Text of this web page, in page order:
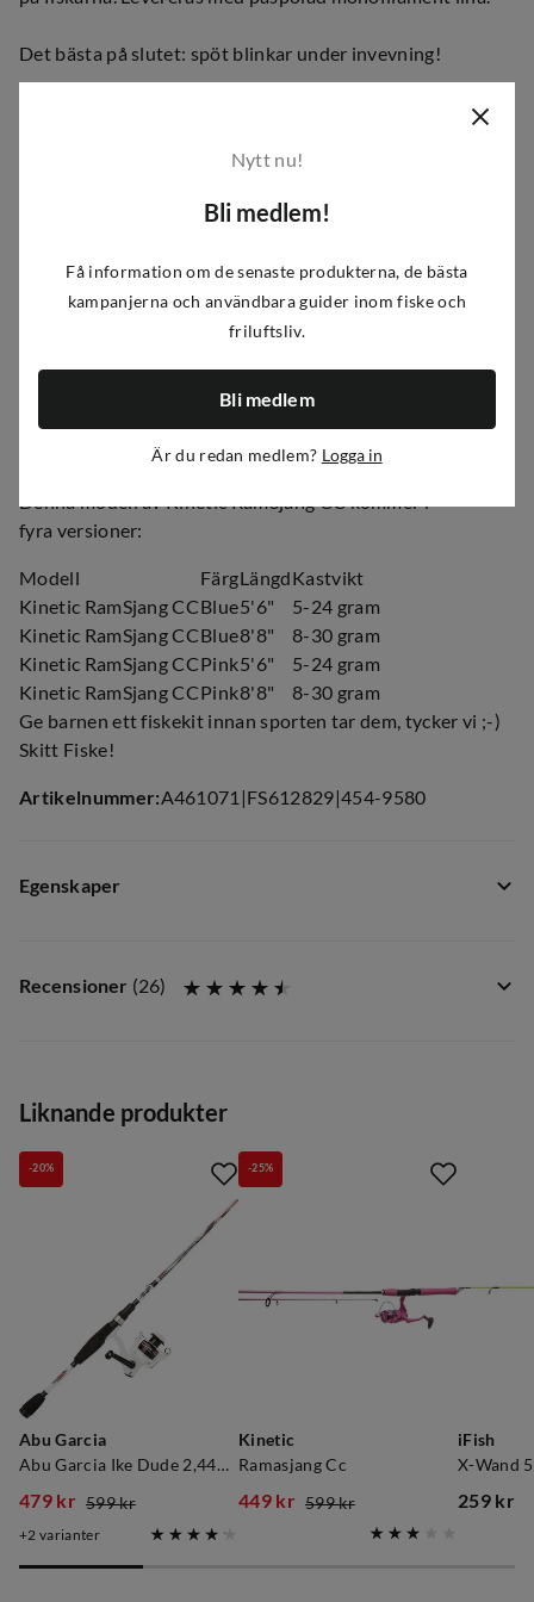
Det bästa på slutet: spöt blinkar under invevning!
Korrosionsbeständiga spöringar
Haspelrullen:
Hållbar drivlina
Komfortabelt handtag
Påspolad lina
Inbyggd LED-belysning
Denna modell av Kinetic RamSjang CC kommer i
fyra versioner:
Modell FärgLängdKastvikt
Kinetic RamSjang CCBlue5'6"
5-24 gram
Kinetic RamSjang CCBlue8'8"
8-30 gram
Kinetic RamSjang CCPink5'6"
5-24 gram
Kinetic RamSjang CCPink8'8"
8-30 gram
Ge barnen ett fiskekit innan sporten tar dem, tycker vi ;-)
Skitt Fiske!
Artikelnummer:A461071 |FS612829|454-9580
Egenskaper
Leverantörens färgnamn: Blue
Recensioner (26)
Liknande produkter
Abu Garcia
Abu Garcia Ike Dude 2,44m/10-30g
-20%
discounted
479 kr
original
599 kr
2 varianter
Kinetic
Ramasjang Cc
-25%
449 kr 599 kr
iFish
X-Wand
259 kr
Nytt nu!
Bli medlem!
Få information om de senaste produkterna, de bästa
kampanjerna och användbara guider inom fiske och
friluftsliv.
Bli medlem
Är du redan medlem? Logga in